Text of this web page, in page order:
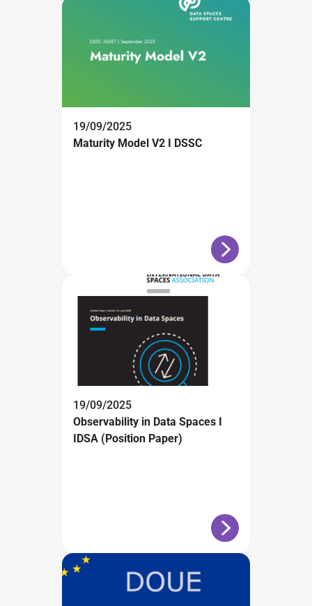
19/09/2025
Maturity Model V2 I DSSC
19/09/2025
Observability in Data Spaces I
IDSA (Position Paper)